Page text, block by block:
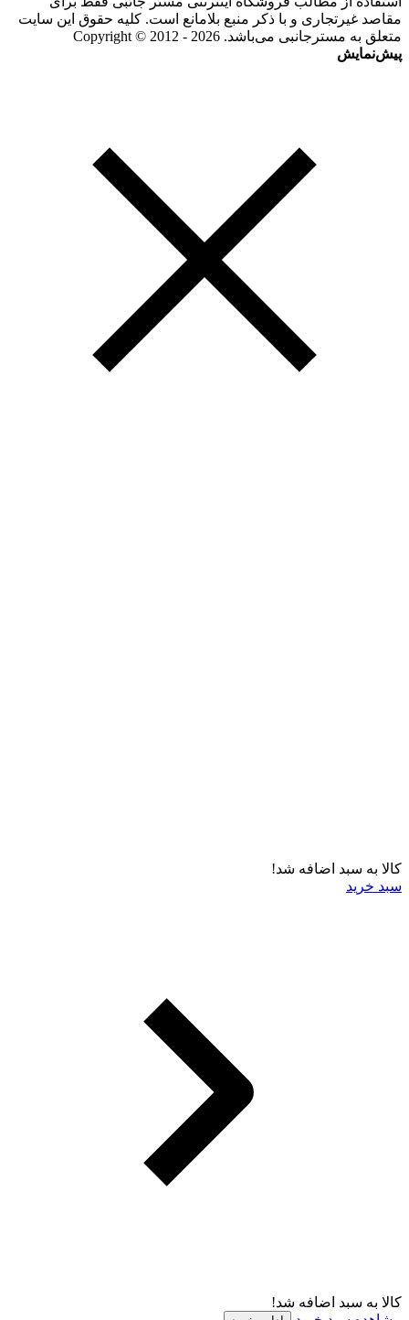
مقاصد غیرتجاری و با ذکر منبع بلامانع است. کلیه حقوق این سایت
متعلق به مسترجانبی می‌باشد. Copyright © 2012 - 2026
پیش‌نمایش
کالا به سبد اضافه شد!
سبد خرید
کالا به سبد اضافه شد!